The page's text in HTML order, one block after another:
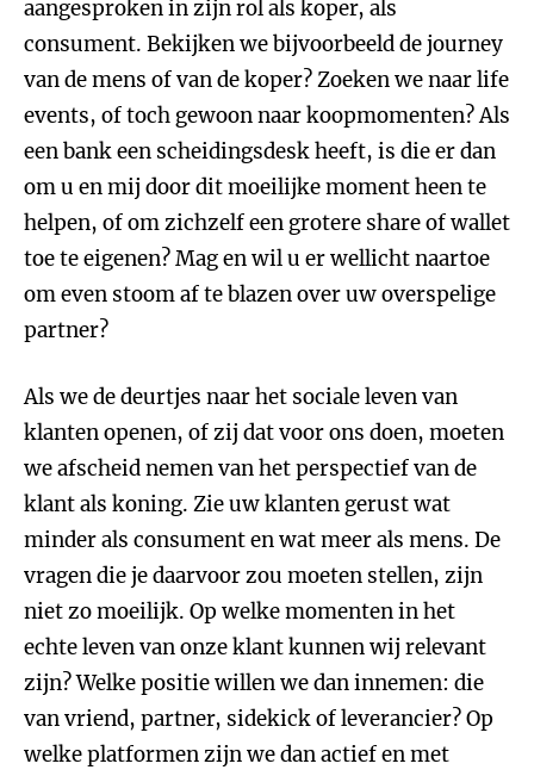
aangesproken in zijn rol als koper, als
consument. Bekijken we bijvoorbeeld de journey
van de mens of van de koper? Zoeken we naar life
events, of toch gewoon naar koopmomenten? Als
een bank een scheidingsdesk heeft, is die er dan
om u en mij door dit moeilijke moment heen te
helpen, of om zichzelf een grotere share of wallet
toe te eigenen? Mag en wil u er wellicht naartoe
om even stoom af te blazen over uw overspelige
partner?
Als we de deurtjes naar het sociale leven van
klanten openen, of zij dat voor ons doen, moeten
we afscheid nemen van het perspectief van de
klant als koning. Zie uw klanten gerust wat
minder als consument en wat meer als mens. De
vragen die je daarvoor zou moeten stellen, zijn
niet zo moeilijk. Op welke momenten in het
echte leven van onze klant kunnen wij relevant
zijn? Welke positie willen we dan innemen: die
van vriend, partner, sidekick of leverancier? Op
welke platformen zijn we dan actief en met